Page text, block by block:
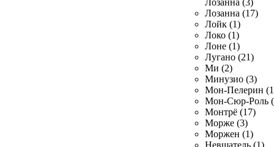
Лозанна (3)
Лозанна (17)
Лойк (1)
Локо (1)
Лоне (1)
Лугано (21)
Ми (2)
Минузио (3)
Мон-Пелерин
Мон-Сюр-Роль
Монтрё (17)
Морже (3)
Моржен (1)
Невшатель (1)